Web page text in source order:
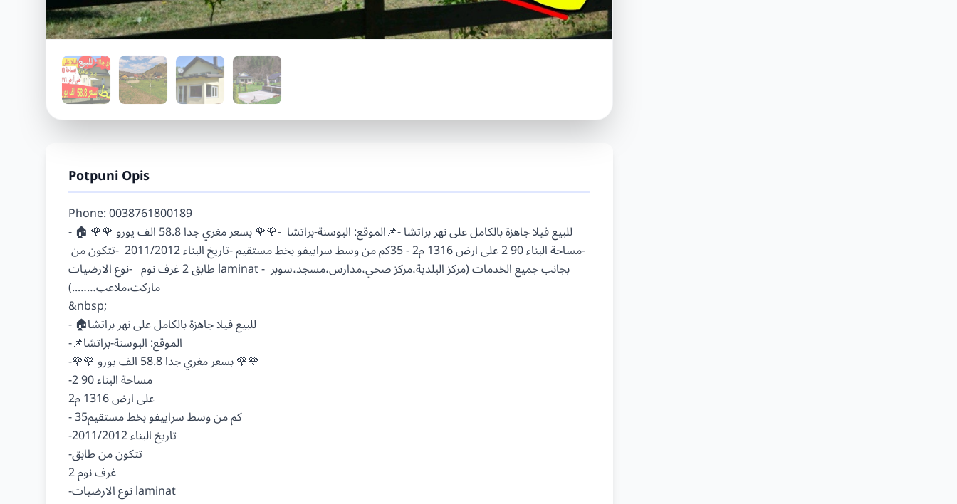
Potpuni Opis
Phone: 0038761800189
- 🏠للبيع فيلا جاهزة بالكامل على نهر براتشا -📌الموقع: البوسنة-براتشا  -🌹🌹 بسعر مغري جدا 58.8 الف يورو 🌹🌹
طابق 2 غرف نوم   -نوع الارضيات laminat - بجانب جميع الخدمات (مركز البلدية،مركز صحي،مدارس،مسجد،سوبر
ماركت،ملاعب……..)
&nbsp;
- 🏠للبيع فيلا جاهزة بالكامل على نهر براتشا
-📌الموقع: البوسنة-براتشا
-🌹🌹 بسعر مغري جدا 58.8 الف يورو 🌹🌹
-مساحة البناء 90 2
على ارض 1316 م2
- 35كم من وسط سراييفو بخط مستقيم
-تاريخ البناء 2011/2012
-تتكون من طابق
2 غرف نوم
-نوع الارضيات laminat